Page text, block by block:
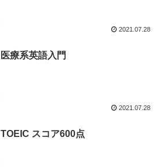
2021.07.28
医療系英語入門
2021.07.28
TOEIC スコア600点